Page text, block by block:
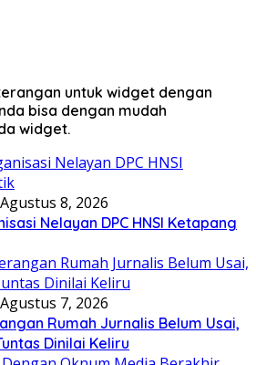
untuk widget dengan
bisa dengan mudah
widget.
Agustus 8, 2026
Nelayan DPC HNSI Ketapang
Agustus 7, 2026
Rumah Jurnalis Belum Usai,
Dinilai Keliru